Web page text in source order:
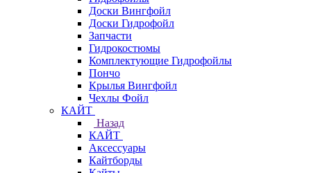
Доски Вингфойл
Доски Гидрофойл
Запчасти
Гидрокостюмы
Комплектующие Гидрофойлы
Пончо
Крылья Вингфойл
Чехлы Фойл
КАЙТ
Назад
КАЙТ
Аксессуары
Кайтборды